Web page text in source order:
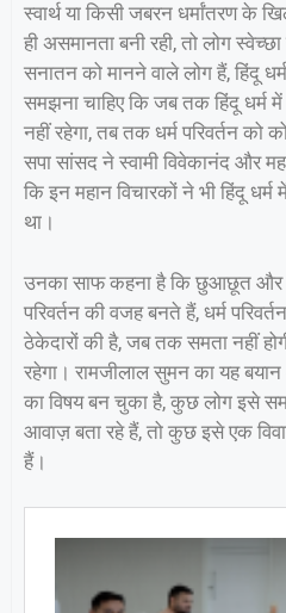
स्वार्थ या किसी जबरन धर्मांतरण के
ही असमानता बनी रही, तो लोग
सनातन को मानने वाले लोग हैं, हिंदू
समझना चाहिए कि जब तक हिंदू धर्म में
नहीं रहेगा, तब तक धर्म परिवर्तन को
सपा सांसद ने स्वामी विवेकानंद और
कि इन महान विचारकों ने भी हिंदू
था।
उनका साफ कहना है कि छुआछूत और
परिवर्तन की वजह बनते हैं, धर्म
ठेकेदारों की है, जब तक समता नहीं
रहेगा। रामजीलाल सुमन का यह बयान
का विषय बन चुका है, कुछ लोग इसे
आवाज़ बता रहे हैं, तो कुछ इसे एक
हैं।